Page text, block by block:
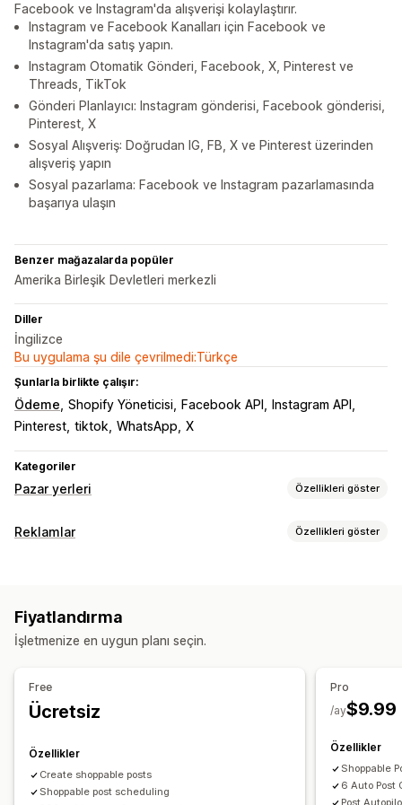
Facebook ve Instagram'da alışverişi kolaylaştırır.
Instagram ve Facebook Kanalları için Facebook ve
Instagram'da satış yapın.
Instagram Otomatik Gönderi, Facebook, X, Pinterest ve
Threads, TikTok
Gönderi Planlayıcı: Instagram gönderisi, Facebook gönderisi,
Pinterest, X
Sosyal Alışveriş: Doğrudan IG, FB, X ve Pinterest üzerinden
alışveriş yapın
Sosyal pazarlama: Facebook ve Instagram pazarlamasında
başarıya ulaşın
Benzer mağazalarda popüler
Amerika Birleşik Devletleri merkezli
Diller
İngilizce
Bu uygulama şu dile çevrilmedi:Türkçe
Şunlarla birlikte çalışır:
Ödeme Shopify Yöneticisi Facebook API
Instagram API
Pinterest tiktok WhatsApp X
Kategoriler
Pazar yerleri Özellikleri göster
Liste kaydı yönetimi
Sipariş yönetimi
Toplu siparişler
Envanter senkronizasyonu
Reklamlar Özellikleri göster
Kampanya yönetimi
Web Sitesi
Alışveriş yapmaya olanak sağlayan videolar
Performans analizleri
Performans takibi
Dönüşüm izleme
Gösterim sayımı
Fiyatlandırma
İşletmenize en uygun planı seçin.
Free
Ücretsiz
Özellikler
Create shoppable posts
Shoppable post scheduling
Pro
$9.99
/ay
Özellikler
Shoppable
6 Auto Post